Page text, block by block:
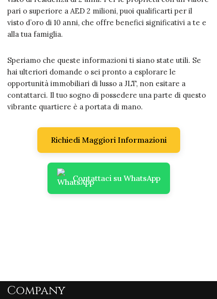
pari o superiore a AED 2 milioni, puoi qualificarti per il
visto d’oro di 10 anni, che offre benefici significativi a te e
alla tua famiglia.
Speriamo che queste informazioni ti siano state utili. Se
hai ulteriori domande o sei pronto a esplorare le
opportunità immobiliari di lusso a JLT, non esitare a
contattarci. Il tuo sogno di possedere una parte di questo
vibrante quartiere è a portata di mano.
Richiedi Maggiori Informazioni
Contattaci su WhatsApp
Company